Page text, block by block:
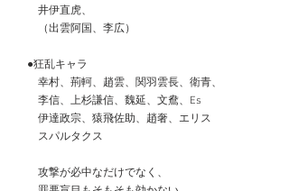
井伊直虎、
（出雲阿国、李広）
●狂乱キャラ
幸村、荊軻、趙雲、関羽雲長、衛青、
李信、上杉謙信、魏延、文鴦、Es
伊達政宗、猿飛佐助、趙奢、エリス
スパルタクス
攻撃が必中なだけでなく、